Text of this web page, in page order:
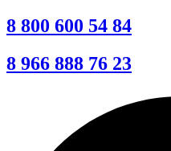
8 800 600 54 84
8 966 888 76 23